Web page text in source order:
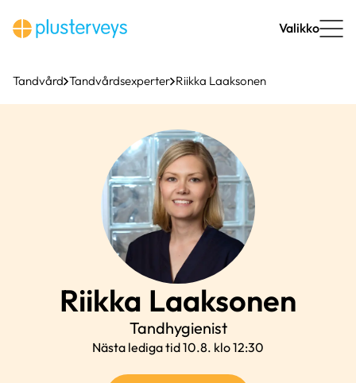
till
innehåll
Valikko
Tandvård Tandvårdsexperter Riikka Laaksonen
Riikka Laaksonen
Tandhygienist
Nästa lediga tid 10.8. klo 12:30